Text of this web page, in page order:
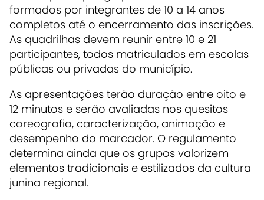
formados por integrantes de 10 a 14 anos
completos até o encerramento das inscrições.
As quadrilhas devem reunir entre 10 e 21
participantes, todos matriculados em escolas
públicas ou privadas do município.
As apresentações terão duração entre oito e
12 minutos e serão avaliadas nos quesitos
coreografia, caracterização, animação e
desempenho do marcador. O regulamento
determina ainda que os grupos valorizem
elementos tradicionais e estilizados da cultura
junina regional.